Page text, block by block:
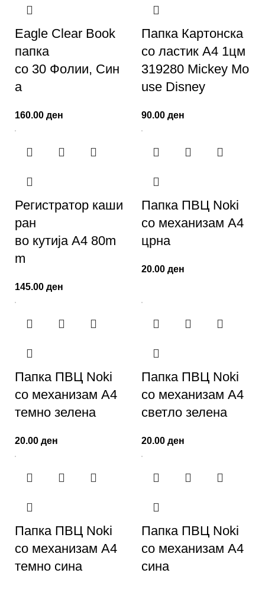
Eagle Clear Book
папка
со 30 Фолии, Син
а
160.00 ден
Папка Картонска
со ластик А4 1цм
319280 Mickey Mo
use Disney
90.00 ден
Регистратор каши
ран
во кутија А4 80m
m
145.00 ден
Папка ПВЦ Noki
со механизам А4
црна
20.00 ден
Папка ПВЦ Noki
со механизам А4
темно зелена
20.00 ден
Папка ПВЦ Noki
со механизам А4
светло зелена
20.00 ден
Папка ПВЦ Noki
со механизам А4
темно сина
Папка ПВЦ Noki
со механизам А4
сина